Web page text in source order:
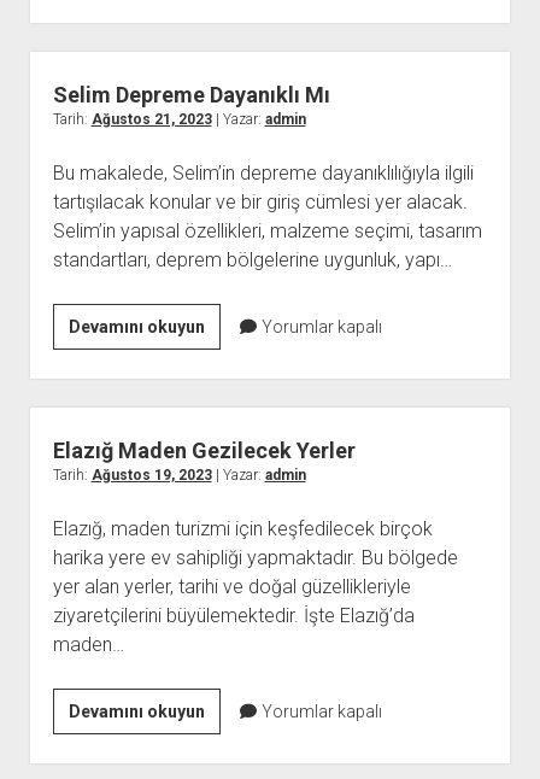
Noter
Selim Depreme Dayanıklı Mı
Tarih: Ağustos 21, 2023| Yazar: admin
Bu makalede, Selim’in depreme dayanıklılığıyla ilgili
tartışılacak konular ve bir giriş cümlesi yer alacak.
Selim’in yapısal özellikleri, malzeme seçimi, tasarım
standartları, deprem bölgelerine uygunluk, yapı…
Devamını okuyunSelim
Depreme
Dayanıklı
Mı
Yorumlar kapalı
Elazığ Maden Gezilecek Yerler
Tarih: Ağustos 19, 2023| Yazar: admin
Elazığ, maden turizmi için keşfedilecek birçok
harika yere ev sahipliği yapmaktadır. Bu bölgede
yer alan yerler, tarihi ve doğal güzellikleriyle
ziyaretçilerini büyülemektedir. İşte Elazığ’da
maden…
Devamını okuyunElazığ
Maden
Gezilecek
Yorumlar kapalı